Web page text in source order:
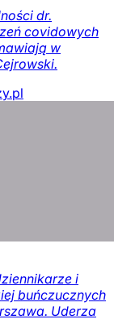
dr.
covidowych
w
i
buńczucznych
Uderza